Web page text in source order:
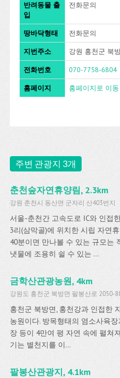
반려동물 출
입
전화문의
땅바닥형태 전화문의
지번주소 강원 홍천군 북
전화번호 070-7758-6804
홈페이지 홈페이지로 이동
주변 관광지 3개
춘천숲자연휴양림, 2.3km
강원 춘천시 동산면 군자리 산403번지
서울-춘천간 고속도로 IC와 인접
3리(삼막골)에 위치한 시립 자연
40분이면 만나볼 수 있는 규모는
냇물에 조용히 쉴 수 있는 ...
금학산관광농원, 4km
강원도 홍천군 북방면 팔봉산로 2050-
홍천군 북방면, 홍천강과 인접한
농원이다. 방목형태의 염소사육
장 등이 4만여 평 자연 속에 펼쳐
기는 별천지를 이...
팔봉산관광지, 4.1km